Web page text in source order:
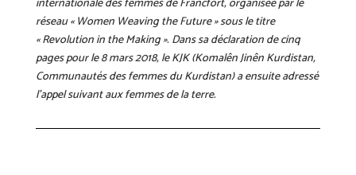
internationale des femmes de Francfort, organisée par le
réseau « Women Weaving the Future » sous le titre
« Revolution in the Making ». Dans sa déclaration de cinq
pages pour le 8 mars 2018, le KJK (Komalên Jinên Kurdistan,
Communautés des femmes du Kurdistan) a ensuite adressé
l’appel suivant aux femmes de la terre.